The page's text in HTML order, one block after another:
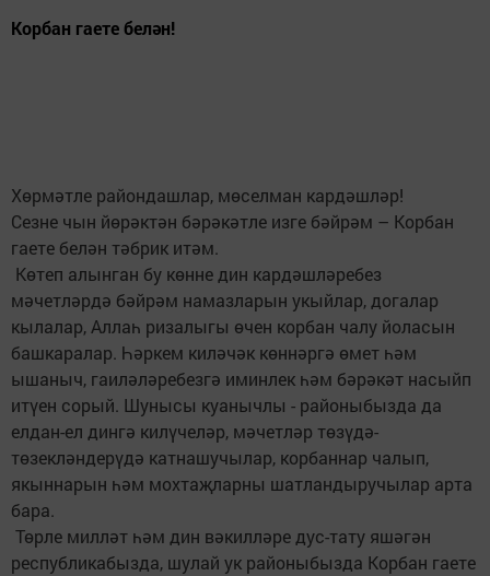
Корбан гаете белән!
Хөрмәтле райондашлар, мөселман кардәшләр!
Сезне чын йөрәктән бәрәкәтле изге бәйрәм – Корбан
гаете белән тәбрик итәм.
Көтеп алынган бу көнне дин кардәшләребез
мәчетләрдә бәйрәм намазларын укыйлар, догалар
кылалар, Аллаһ ризалыгы өчен корбан чалу йоласын
башкаралар. Һәркем киләчәк көннәргә өмет һәм
ышаныч, гаиләләребезгә иминлек һәм бәрәкәт насыйп
итүен сорый. Шунысы куанычлы - районыбызда да
елдан-ел дингә килүчеләр, мәчетләр төзүдә-
төзекләндерүдә катнашучылар, корбаннар чалып,
якыннарын һәм мохтаҗларны шатландыручылар арта
бара.
Төрле милләт һәм дин вәкилләре дус-тату яшәгән
республикабызда, шулай ук районыбызда Корбан гаете